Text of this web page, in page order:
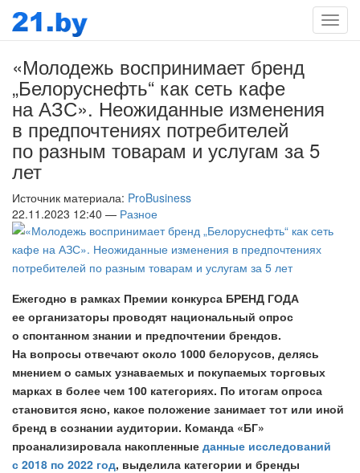
Меню
«Молодежь воспринимает бренд
„Белоруснефть“ как сеть кафе
на АЗС». Неожиданные изменения
в предпочтениях потребителей
по разным товарам и услугам за 5
лет
Источник материала: ProBusiness
22.11.2023 12:40 — Разное
Ежегодно в рамках Премии конкурса БРЕНД ГОДА
ее организаторы проводят национальный опрос
о спонтанном знании и предпочтении брендов.
На вопросы отвечают около 1000 белорусов, делясь
мнением о самых узнаваемых и покупаемых торговых
марках в более чем 100 категориях. По итогам опроса
становится ясно, какое положение занимает тот или иной
бренд в сознании аудитории.​​ Команда «БГ»
проанализировала накопленные данные исследований
с 2018 по 2022 год, выделила категории и бренды